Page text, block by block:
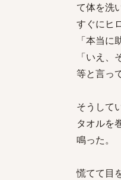
て体を洗
すぐにヒ
「本当
「いえ、
等と言っ
そうして
タオルを
鳴った。
慌てて目